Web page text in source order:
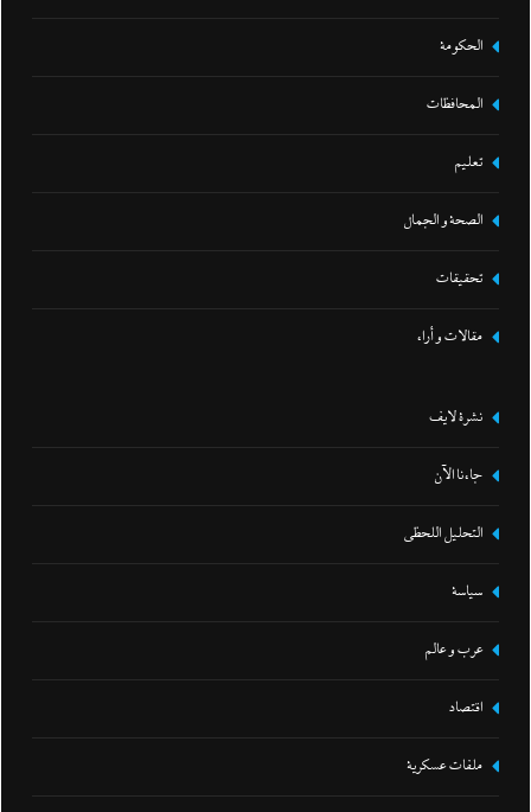
الحكومة
المحافظات
تعليم
الصحة و الجمال
تحقيقات
مقالات و أراء
نشرة لايف
جاءنا الآن
التحليل اللحظي
سياسة
عرب و عالم
اقتصاد
ملفات عسكرية